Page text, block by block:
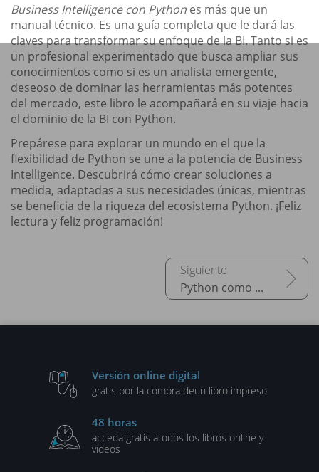
Business Intelligence con Python es más que un
manual técnico. Es una guía completa que le dará las
claves para transformar su enfoque de la BI. Tanto si es
un profesional experimentado que busca ampliar sus
conocimientos como si es un analista emergente,
deseoso de dominar las herramientas más potentes
del mercado, este libro le acompañará en su viaje hacia
el dominio de la BI con Python.
Prepárese para explorar un mundo en el que la
flexibilidad de Python se une a la potencia de Business
Intelligence. Descubrirá cómo crear soluciones a
medida, adaptadas a sus necesidades únicas, mientras
se beneficia de la riqueza del ecosistema Python. ¡Feliz
lectura y feliz programación!
Python como principal herramienta de BI
Versión online digital
gratis por la compra deun libro impreso
48 horas
acceda gratis atodos los libros online y
vídeos